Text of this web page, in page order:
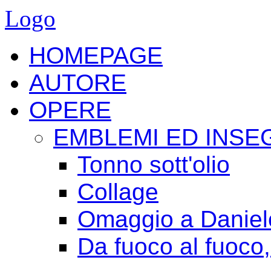
Logo
HOMEPAGE
AUTORE
OPERE
EMBLEMI ED
Tonno sott'olio
Collage
Omaggio a
Da fuoco al